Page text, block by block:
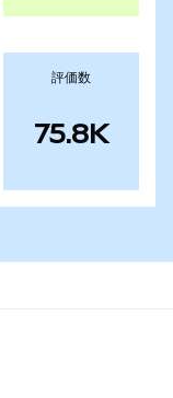
評価数
75.8K